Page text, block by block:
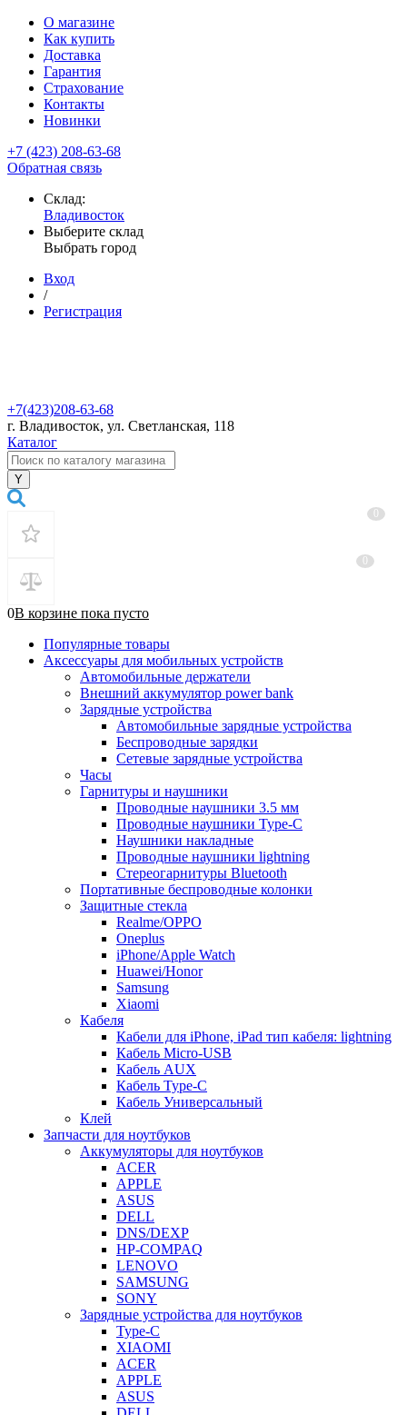
О магазине
Как купить
Доставка
Гарантия
Страхование
Контакты
Новинки
+7 (423) 208-63-68
Обратная связь
Склад:
Владивосток
Выберите склад
Выбрать город
Вход
/
Регистрация
+7(423)208-63-68
г. Владивосток, ул. Светланская, 118
Каталог
0В корзине пока пусто
Популярные товары
Аксессуары для мобильных устройств
Автомобильные держатели
Внешний аккумулятор power bank
Зарядные устройства
Автомобильные зарядные устройства
Беспроводные зарядки
Сетевые зарядные устройства
Часы
Гарнитуры и наушники
Проводные наушники 3.5 мм
Проводные наушники Type-C
Наушники накладные
Проводные наушники lightning
Стереогарнитуры Bluetooth
Портативные беспроводные колонки
Защитные стекла
Realme/OPPO
Oneplus
iPhone/Apple Watch
Huawei/Honor
Samsung
Xiaomi
Кабеля
Кабели для iPhone, iPad тип кабеля: lightning
Кабель Micro-USB
Кабель AUX
Кабель Type-C
Кабель Универсальный
Клей
Запчасти для ноутбуков
Аккумуляторы для ноутбуков
ACER
APPLE
ASUS
DELL
DNS/DEXP
HP-COMPAQ
LENOVO
SAMSUNG
SONY
Зарядные устройства для ноутбуков
Type-C
XIAOMI
ACER
APPLE
ASUS